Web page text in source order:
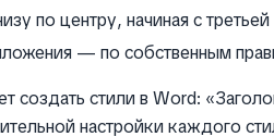
по центру, начиная с третьей
— по собственным
создать стили в Word:
настройки каждого